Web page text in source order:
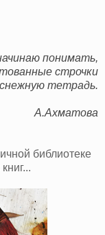
понимать,
строчки
тетрадь.
А.Ахматова
библиотеке